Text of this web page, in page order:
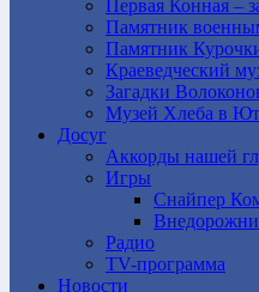
Первая Конная –
Памятник
Памятник
Краеведческий
Загадки
Музей Хлеба в
Досуг
Аккорды нашей
Игры
Снайпер
Радио
TV-программа
Новости